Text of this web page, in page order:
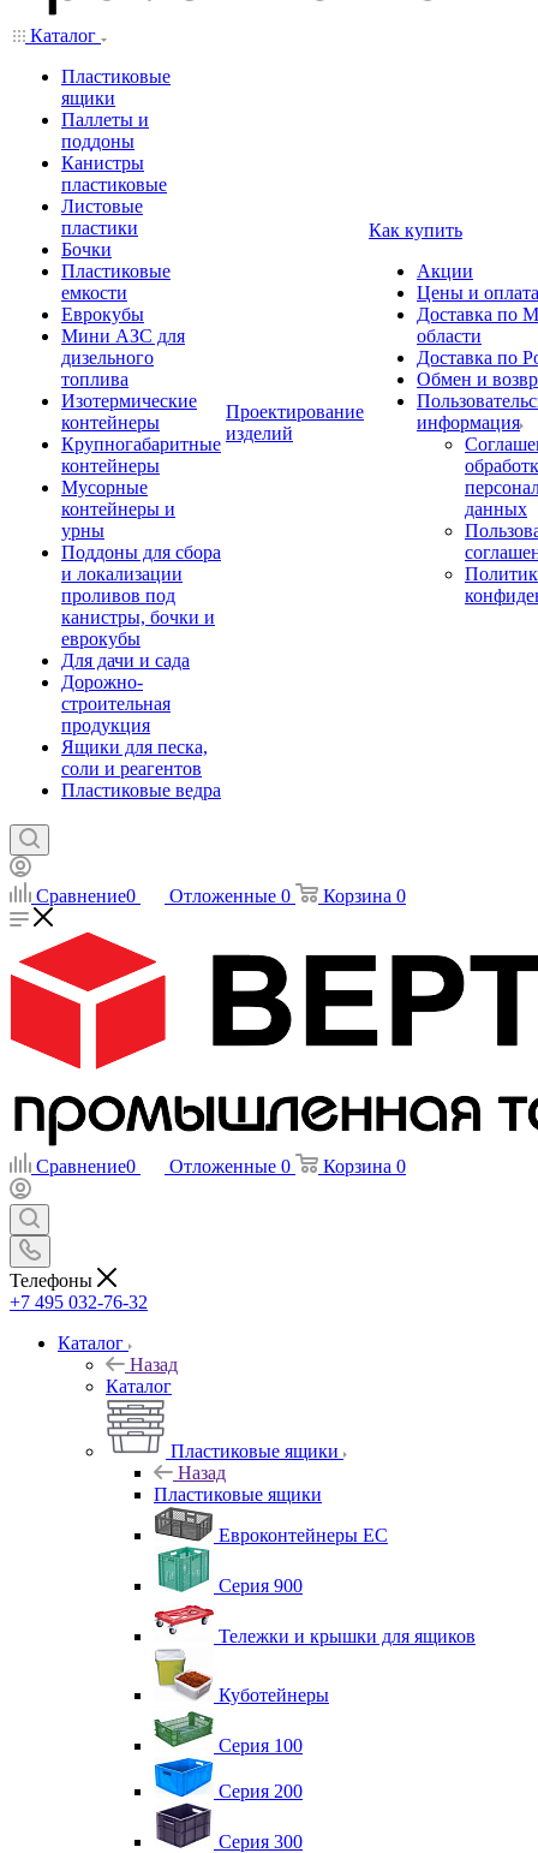
Каталог
Пластиковые
ящики
Паллеты и
поддоны
Канистры
пластиковые
Листовые
пластики
Бочки
Пластиковые
емкости
Еврокубы
Мини АЗС для
дизельного
топлива
Изотермические
контейнеры
Крупногабаритные
контейнеры
Мусорные
контейнеры и
урны
Поддоны для сбора
и локализации
проливов под
канистры, бочки и
еврокубы
Для дачи и сада
Дорожно-
строительная
продукция
Ящики для песка,
соли и реагентов
Пластиковые ведра
Проектирование
изделий
Как купить
Акции
Цены и оплата
Доставка по
области
Доставка по
Обмен и
информация
данных
Сравнение0 Отложенные 0 Корзина 0
Сравнение0 Отложенные 0 Корзина 0
Телефоны
+7 495 032-76-32
Каталог
Назад
Каталог
Пластиковые ящики
Назад
Пластиковые ящики
Евроконтейнеры ЕС
Серия 900
Тележки и крышки для ящиков
Куботейнеры
Серия 100
Серия 200
Серия 300